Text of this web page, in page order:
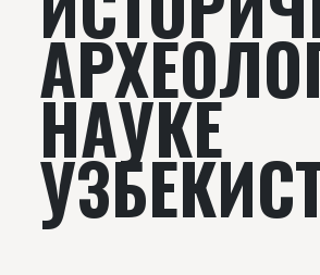
НАУКЕ